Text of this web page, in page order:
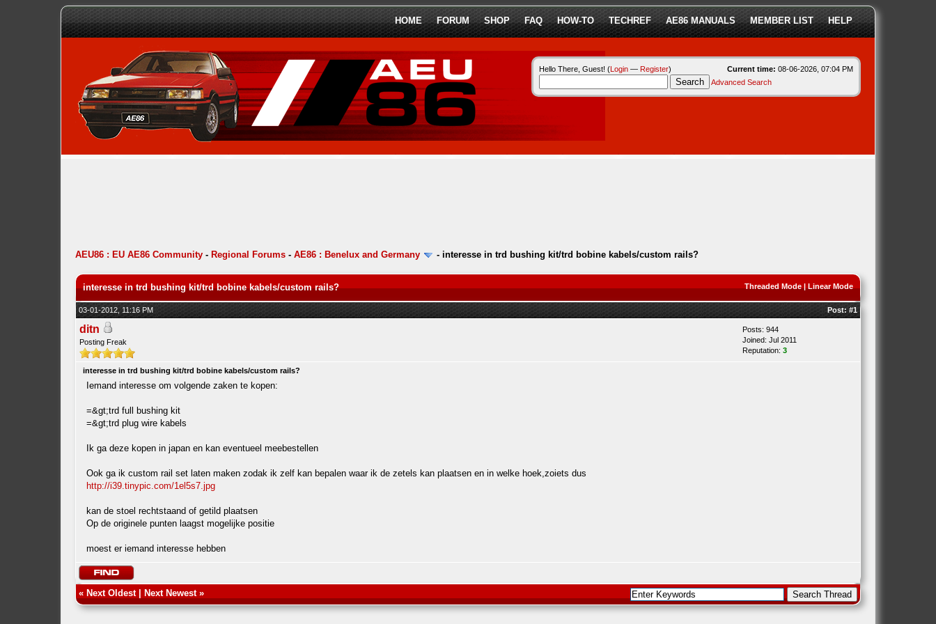
HOME FORUM SHOP FAQ HOW-TO TECHREF AE86 MANUALS MEMBER LIST HELP
Current time: 08-06-2026, 07:04 PM
Hello There, Guest! (Login— Register)
Advanced Search
AEU86 : EU AE86 Community- Regional Forums- AE86 : Benelux and Germany - interesse in trd bushing kit/trd bobine kabels/custom rails?
Threaded Mode| Linear Mode
interesse in trd bushing kit/trd bobine kabels/custom rails?
03-01-2012, 11:16 PM Post: #1
ditn
Posting Freak
Posts: 944
Joined: Jul 2011
Reputation: 3
interesse in trd bushing kit/trd bobine kabels/custom rails?
Iemand interesse om volgende zaken te kopen:
=&gt;trd full bushing kit
=&gt;trd plug wire kabels
Ik ga deze kopen in japan en kan eventueel meebestellen
Ook ga ik custom rail set laten maken zodak ik zelf kan bepalen waar ik de zetels kan plaatsen en in welke hoek,zoiets dus
http://i39.tinypic.com/1el5s7.jpg
kan de stoel rechtstaand of getild plaatsen
Op de originele punten laagst mogelijke positie
moest er iemand interesse hebben
« Next Oldest| Next Newest»